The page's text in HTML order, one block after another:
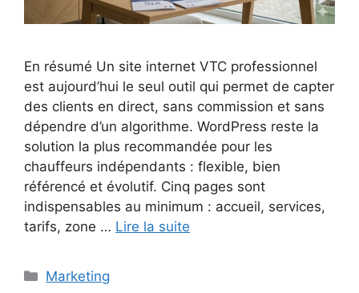
En résumé Un site internet VTC professionnel
est aujourd’hui le seul outil qui permet de capter
des clients en direct, sans commission et sans
dépendre d’un algorithme. WordPress reste la
solution la plus recommandée pour les
chauffeurs indépendants : flexible, bien
référencé et évolutif. Cinq pages sont
indispensables au minimum : accueil, services,
tarifs, zone … Lire la suite
Catégories
Marketing